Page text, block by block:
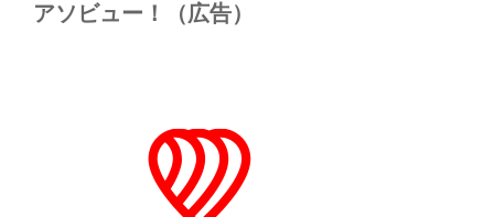
アソビュー！（広告）